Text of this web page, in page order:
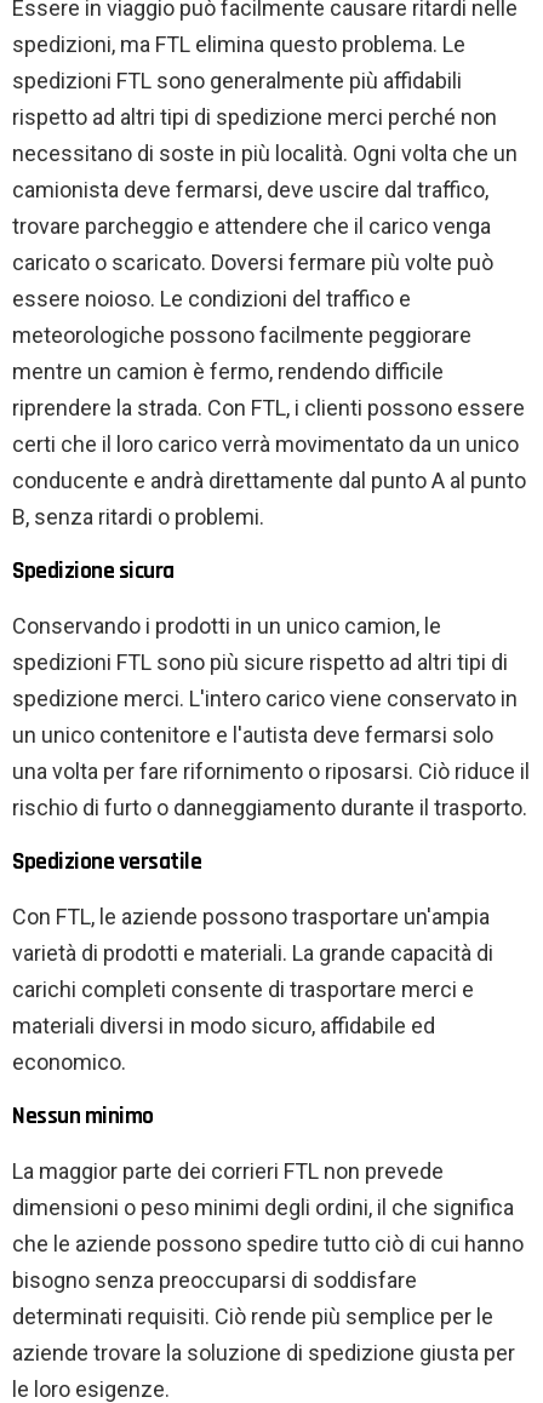
Essere in viaggio può facilmente causare ritardi nelle
spedizioni, ma FTL elimina questo problema. Le
spedizioni FTL sono generalmente più affidabili
rispetto ad altri tipi di spedizione merci perché non
necessitano di soste in più località. Ogni volta che un
camionista deve fermarsi, deve uscire dal traffico,
trovare parcheggio e attendere che il carico venga
caricato o scaricato. Doversi fermare più volte può
essere noioso. Le condizioni del traffico e
meteorologiche possono facilmente peggiorare
mentre un camion è fermo, rendendo difficile
riprendere la strada. Con FTL, i clienti possono essere
certi che il loro carico verrà movimentato da un unico
conducente e andrà direttamente dal punto A al punto
B, senza ritardi o problemi.
Spedizione sicura
Conservando i prodotti in un unico camion, le
spedizioni FTL sono più sicure rispetto ad altri tipi di
spedizione merci. L'intero carico viene conservato in
un unico contenitore e l'autista deve fermarsi solo
una volta per fare rifornimento o riposarsi. Ciò riduce il
rischio di furto o danneggiamento durante il trasporto.
Spedizione versatile
Con FTL, le aziende possono trasportare un'ampia
varietà di prodotti e materiali. La grande capacità di
carichi completi consente di trasportare merci e
materiali diversi in modo sicuro, affidabile ed
economico.
Nessun minimo
La maggior parte dei corrieri FTL non prevede
dimensioni o peso minimi degli ordini, il che significa
che le aziende possono spedire tutto ciò di cui hanno
bisogno senza preoccuparsi di soddisfare
determinati requisiti. Ciò rende più semplice per le
aziende trovare la soluzione di spedizione giusta per
le loro esigenze.